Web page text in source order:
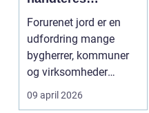
forurenet jord
ansvarligt
Forurenet jord er en
udfordring mange
bygherrer, kommuner
og virksomheder
møder, når gamle
industrig...
09 april 2026